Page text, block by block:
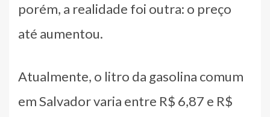
porém, a realidade foi outra: o preço
até aumentou.
Atualmente, o litro da gasolina comum
em Salvador varia entre R$ 6,87 e R$